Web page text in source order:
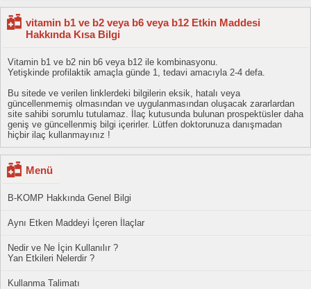
vitamin b1 ve b2 veya b6 veya b12 Etkin Maddesi
Hakkında Kısa Bilgi
Vitamin b1 ve b2 nin b6 veya b12 ile kombinasyonu.
Yetişkinde profilaktik amaçla günde 1, tedavi amacıyla 2-4 defa.
Bu sitede ve verilen linklerdeki bilgilerin eksik, hatalı veya
güncellenmemiş olmasından ve uygulanmasından oluşacak zararlardan
site sahibi sorumlu tutulamaz. İlaç kutusunda bulunan prospektüsler daha
geniş ve güncellenmiş bilgi içerirler. Lütfen doktorunuza danışmadan
hiçbir ilaç kullanmayınız !
Menü
B-KOMP Hakkında Genel Bilgi
Aynı Etken Maddeyi İçeren İlaçlar
Nedir ve Ne İçin Kullanılır ?
Yan Etkileri Nelerdir ?
Kullanma Talimatı